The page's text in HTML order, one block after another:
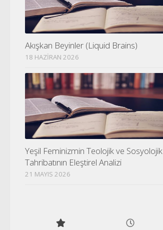
Akışkan Beyinler (Liquid Brains)
18 HAZIRAN 2026
Yeşil Feminizmin Teolojik ve Sosyolojik
Tahribatının Eleştirel Analizi
21 MAYIS 2026